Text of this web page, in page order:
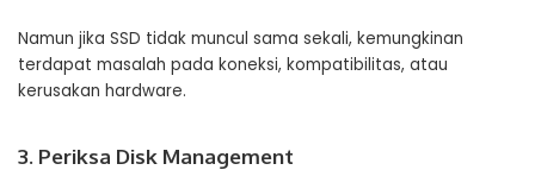
Namun jika SSD tidak muncul sama sekali, kemungkinan
terdapat masalah pada koneksi, kompatibilitas, atau
kerusakan hardware.
3. Periksa Disk Management